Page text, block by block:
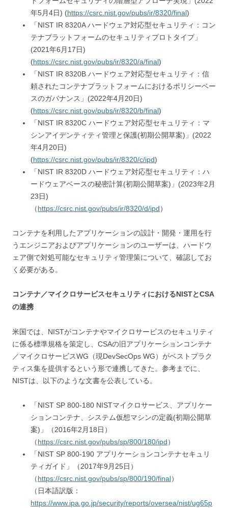
年5月4日) (https://csrc.nist.gov/pubs/ir/8320/final)
「NIST IR 8320A ハードウェア対応型セキュリティ：コン
テナプラットフォームのセキュリティプロトタイプ」
(2021年6月17日)
(https://csrc.nist.gov/pubs/ir/8320/a/final)
「NIST IR 8320B ハードウェア対応型セキュリティ：信
頼されたコンテナプラットフォームにおけるポリシーベー
スのガバナンス」(2022年4月20日)
(https://csrc.nist.gov/pubs/ir/8320/b/final)
「NIST IR 8320C ハードウェア対応型セキュリティ：マ
シンアイデンティティ管理と保護(初期公開草案)」(2022
年4月20日)
(https://csrc.nist.gov/pubs/ir/8320/c/ipd)
「NIST IR 8320D ハードウェア対応型セキュリティ：ハ
ードウェアベースの秘密計算(初期公開草案)」(2023年2月
23日)
（https://csrc.nist.gov/pubs/ir/8320/d/ipd）
コンテナを利用したアプリケーションの設計・開発・運用を行
うエンジニアおよびアプリケーションのユーザーは、ハードウ
ェア側で対処可能なセキュリティ管理策について、確認してお
く必要がある。
コンテナ／マイクロサービスセキュリティにおけるNISTとCSA
の連携
米国では、NISTがコンテナやマイクロサービスのセキュリティ
に係る標準規格を策定し、CSAの旧アプリケーションコンテナ
／マイクロサービスWG（現DevSecOps WG）がベストプラク
ティス集を提供するという形で連携してきた。参考までに、
NISTは、以下のような文書を公表している。
「NIST SP 800-180 NISTマイクロサービス、アプリケー
ションコンテナ、システム仮想マシンの定義(初期公開草
案)」（2016年2月18日）
（https://csrc.nist.gov/pubs/sp/800/180/ipd）
「NIST SP 800-190 アプリケーションコンテナセキュリ
ティガイド」（2017年9月25日）
（https://csrc.nist.gov/pubs/sp/800/190/final）
（日本語訳版：
https://www.ipa.go.jp/security/reports/oversea/nist/ug65p